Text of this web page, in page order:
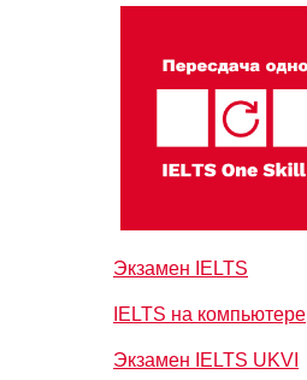
Экзамен IELTS
IELTS на компьютере
Экзамен IELTS UKVI